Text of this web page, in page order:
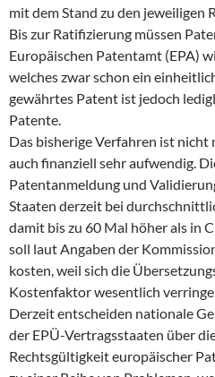
mit dem Stand zu den jeweiligen
Bis zur Ratifizierung müssen
Europäischen Patentamt (EPA)
welches zwar schon ein
gewährtes Patent ist jedoch
Patente.
Das bisherige Verfahren ist
auch finanziell sehr aufwendig.
Patentanmeldung und
Staaten derzeit bei
damit bis zu 60 Mal höher als in
soll laut Angaben der
kosten, weil sich die
Kostenfaktor wesentlich
Derzeit entscheiden nationale
der EPÜ-Vertragsstaaten über
Rechtsgültigkeit europäischer